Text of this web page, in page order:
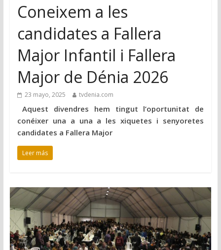
Coneixem a les
candidates a Fallera
Major Infantil i Fallera
Major de Dénia 2026
23 mayo, 2025 tvdenia.com
Aquest divendres hem tingut l’oportunitat de
conéixer una a una a les xiquetes i senyoretes
candidates a Fallera Major
Leer más